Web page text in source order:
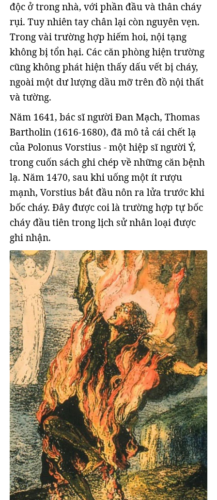
độc ở trong nhà, với phần đầu và thân cháy
rụi. Tuy nhiên tay chân lại còn nguyên vẹn.
Trong vài trường hợp hiếm hoi, nội tạng
không bị tổn hại. Các căn phòng hiện trường
cũng không phát hiện thấy dấu vết bị cháy,
ngoài một dư lượng dầu mỡ trên đồ nội thất
và tường.
Năm 1641, bác sĩ người Đan Mạch, Thomas
Bartholin (1616-1680), đã mô tả cái chết lạ
của Polonus Vorstius - một hiệp sĩ người Ý,
trong cuốn sách ghi chép về những căn bệnh
lạ. Năm 1470, sau khi uống một ít rượu
mạnh, Vorstius bắt đầu nôn ra lửa trước khi
bốc cháy. Đây được coi là trường hợp tự bốc
cháy đầu tiên trong lịch sử nhân loại được
ghi nhận.